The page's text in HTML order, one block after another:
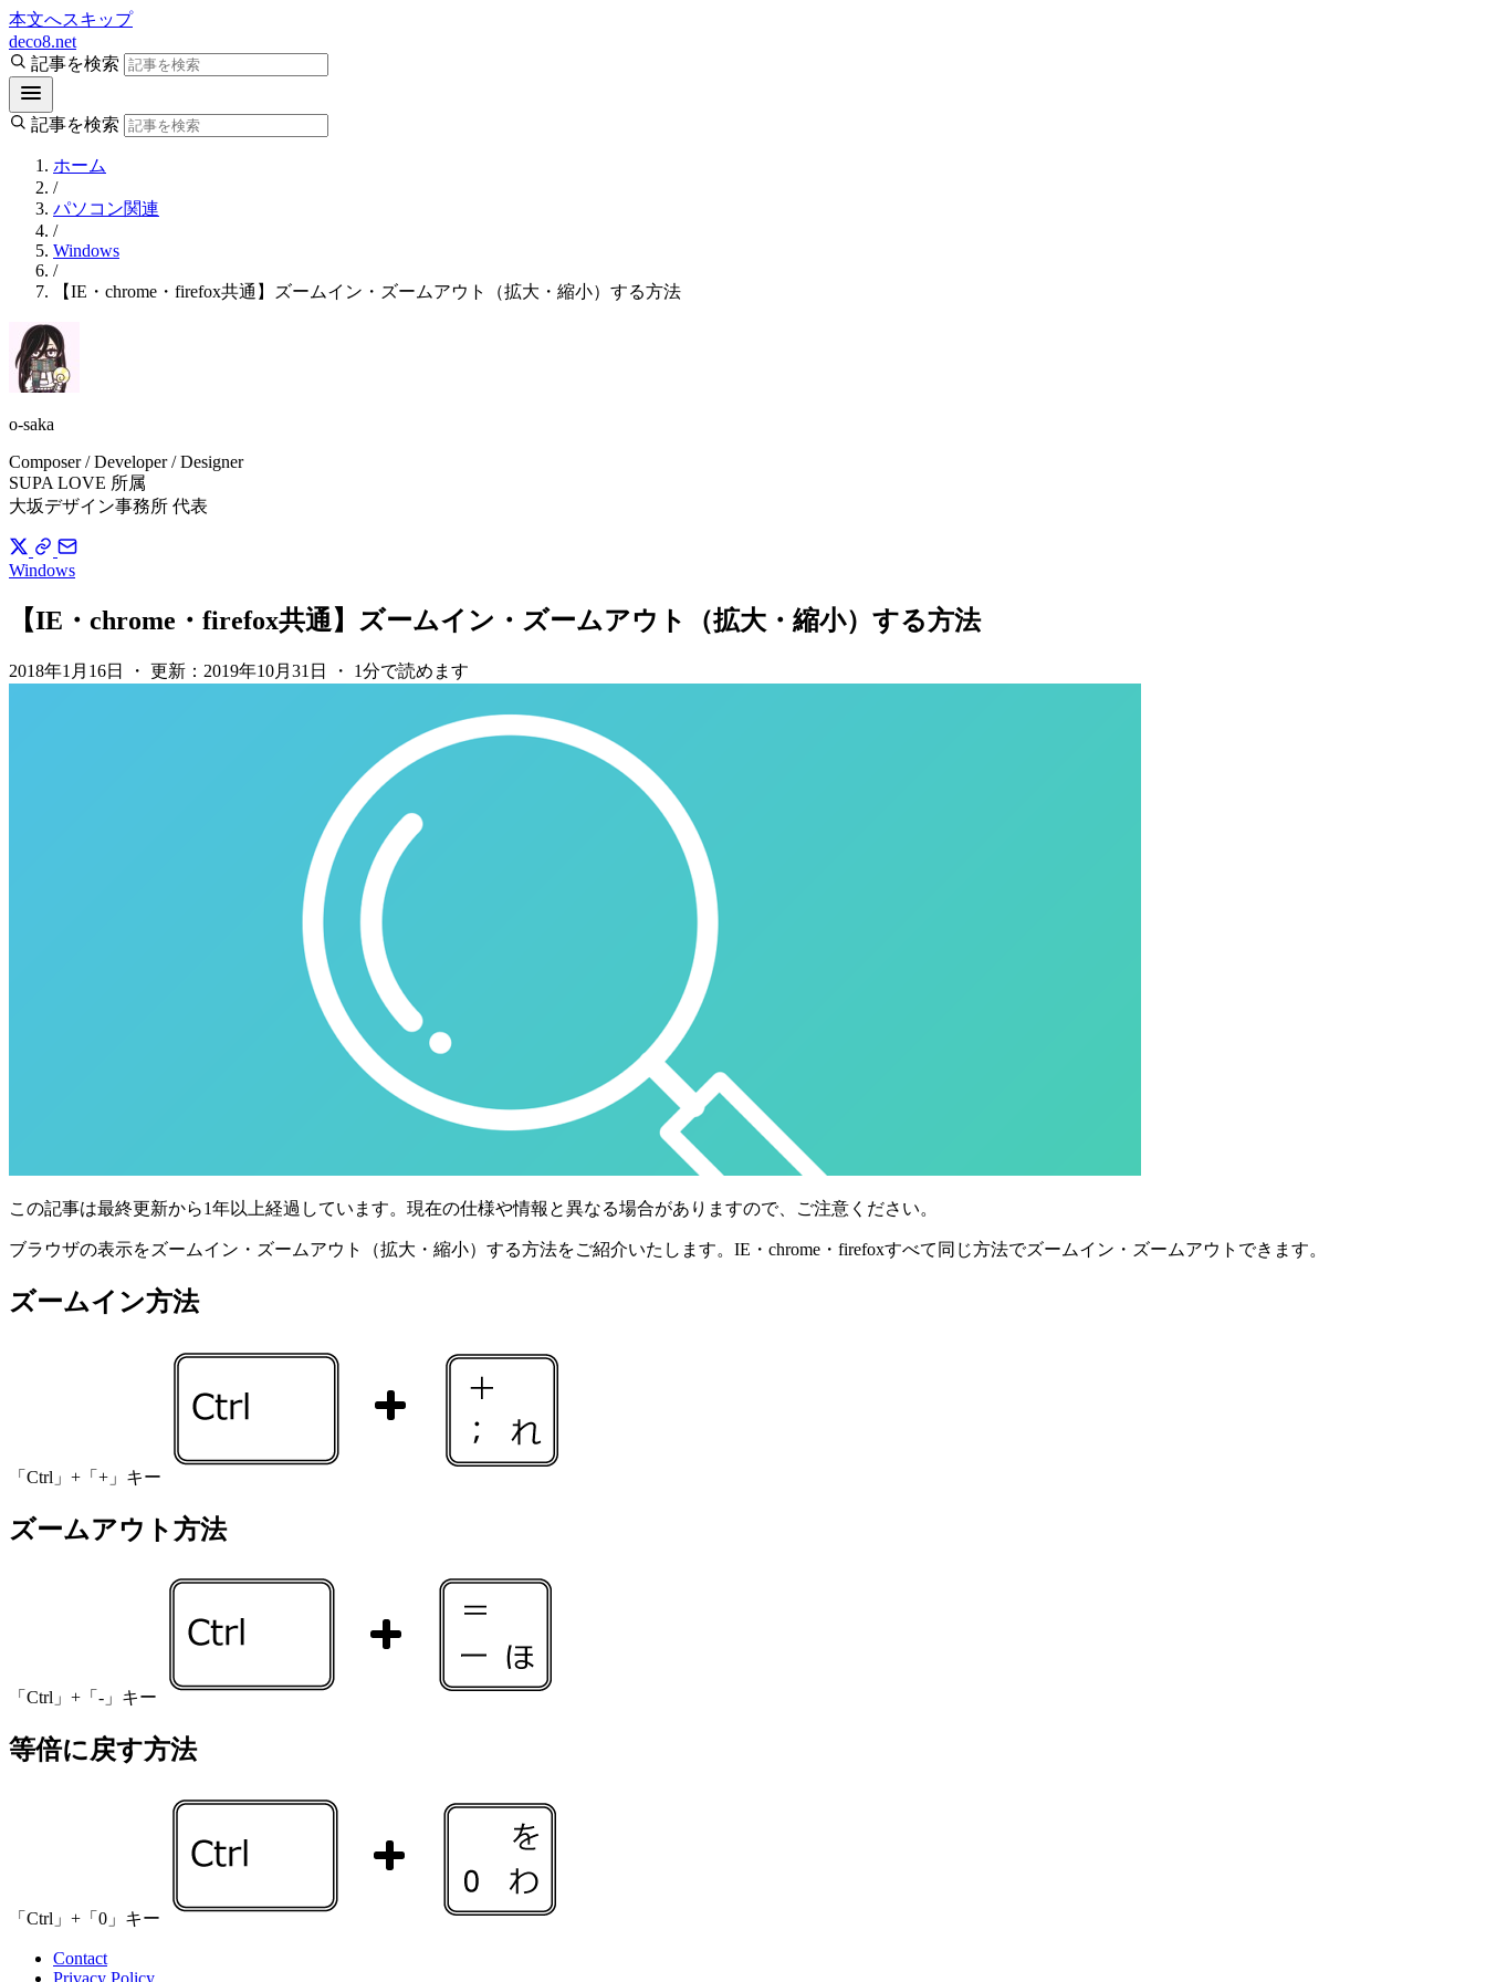
本文へスキップ
deco8.net
記事を検索
記事を検索
ホーム
/
パソコン関連
/
Windows
/
【IE・chrome・firefox共通】ズームイン・ズームアウト（拡大・縮小）する方法
o-saka
Composer / Developer / Designer
SUPA LOVE 所属
大坂デザイン事務所 代表
Windows
【IE・chrome・firefox共通】ズームイン・ズームアウト（拡大・縮小）する方法
2018年1月16日 ・ 更新： 2019年10月31日 ・ 1分で読めます
この記事は最終更新から1年以上経過しています。現在の仕様や情報と異なる場合がありますので、ご注意ください。
ブラウザの表示をズームイン・ズームアウト（拡大・縮小）する方法をご紹介いたします。IE・chrome・firefoxすべて同じ方法でズームイン・ズームアウトできます。
ズームイン方法
「Ctrl」+「+」キー
ズームアウト方法
「Ctrl」+「-」キー
等倍に戻す方法
「Ctrl」+「0」キー
Contact